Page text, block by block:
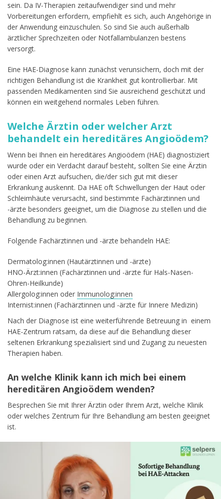
sein. Da IV-Therapien zeitaufwendiger sind und mehr
Vorbereitungen erfordern, empfiehlt es sich, auch Angehörige in
der Anwendung einzuschulen. So sind Sie auch außerhalb
ärztlicher Sprechzeiten oder Notfallambulanzen bestens
versorgt.
Eine HAE-Diagnose kann zunächst verunsichern, doch mit der
richtigen Behandlung ist die Krankheit gut kontrollierbar. Mit
passenden Medikamenten sind Sie ausreichend geschützt und
können ein weitgehend normales Leben führen.
Welche Ärztin oder welcher Arzt
behandelt ein hereditäres Angioödem?
Wenn bei Ihnen ein hereditäres Angioödem (HAE) diagnostiziert
wurde oder ein Verdacht darauf besteht, sollten Sie eine Ärztin
oder einen Arzt aufsuchen, die/der sich gut mit dieser
Erkrankung auskennt. Da HAE oft Schwellungen der Haut oder
Schleimhäute verursacht, sind bestimmte Fachärztinnen und
-ärzte besonders geeignet, um die Diagnose zu stellen und die
Behandlung zu beginnen.
Folgende Fachärztinnen und -ärzte behandeln HAE:
Dermatolog:innen (Hautärztinnen und -ärzte)
HNO-Ärzt:innen (Fachärztinnen und -ärzte für Hals-Nasen-
Ohren-Heilkunde)
Allergolog:innen oder Immunolog:innen
Internist:innen (Fachärztinnen und -ärzte für Innere Medizin)
Nach der Diagnose ist eine weiterführende Betreuung in einem
HAE-Zentrum ratsam, da diese auf die Behandlung dieser
seltenen Erkrankung spezialisiert sind und Zugang zu neuesten
Therapien haben.
An welche Klinik kann ich mich bei einem
hereditären Angioödem wenden?
Besprechen Sie mit Ihrer Ärztin oder Ihrem Arzt, welche Klinik
oder welches Zentrum für Ihre Behandlung am besten geeignet
ist.
Es gibt weltweit verschiedene Kliniken und medizinische Zentren,
die Erfahrung mit der Diagnose und Behandlung von HAE haben:
Regionale Patientenorganisationen
wie HAE Austria: In
vielen Ländern gibt es Patientenorganisationen, die über